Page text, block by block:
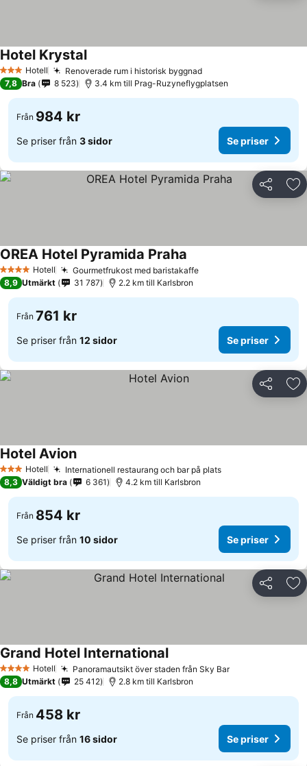
3 StjärnorHotell Renoverade rum i historisk byggnad
Hotel Krystal
7,8 Bra 8 523 3.4 km till Prag-Ruzyneflygplatsen
Från 984 kr
Se priser från 3 sidor Se priser
Dela
4 StjärnorHotell Gourmetfrukost med baristakaffe
OREA Hotel Pyramida Praha
8,9 Utmärkt 31 787 2.2 km till Karlsbron
Från 761 kr
Se priser från 12 sidor Se priser
Dela
3 StjärnorHotell Internationell restaurang och bar på plats
Hotel Avion
8,3 Väldigt bra 6 361 4.2 km till Karlsbron
Från 854 kr
Se priser från 10 sidor Se priser
Dela
4 StjärnorHotell Panoramautsikt över staden från Sky Bar
Grand Hotel International
8,8 Utmärkt 25 412 2.8 km till Karlsbron
Från 458 kr
Se priser från 16 sidor Se priser